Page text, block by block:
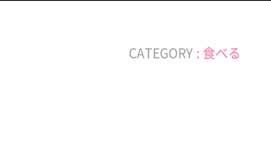
CATEGORY : 食べる